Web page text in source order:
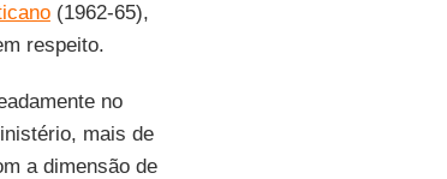
(1962-65),
respeito.
no
mais de
a dimensão de